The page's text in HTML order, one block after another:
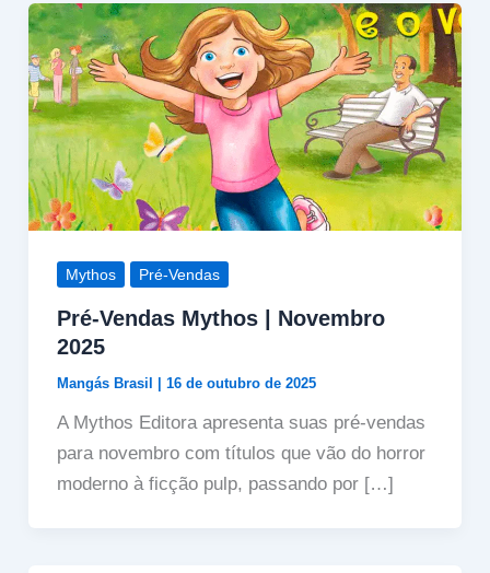
Mythos Pré-Vendas
Pré-Vendas Mythos | Novembro
2025
Mangás Brasil 16 de outubro de 2025
A Mythos Editora apresenta suas pré-vendas
para novembro com títulos que vão do horror
moderno à ficção pulp, passando por […]